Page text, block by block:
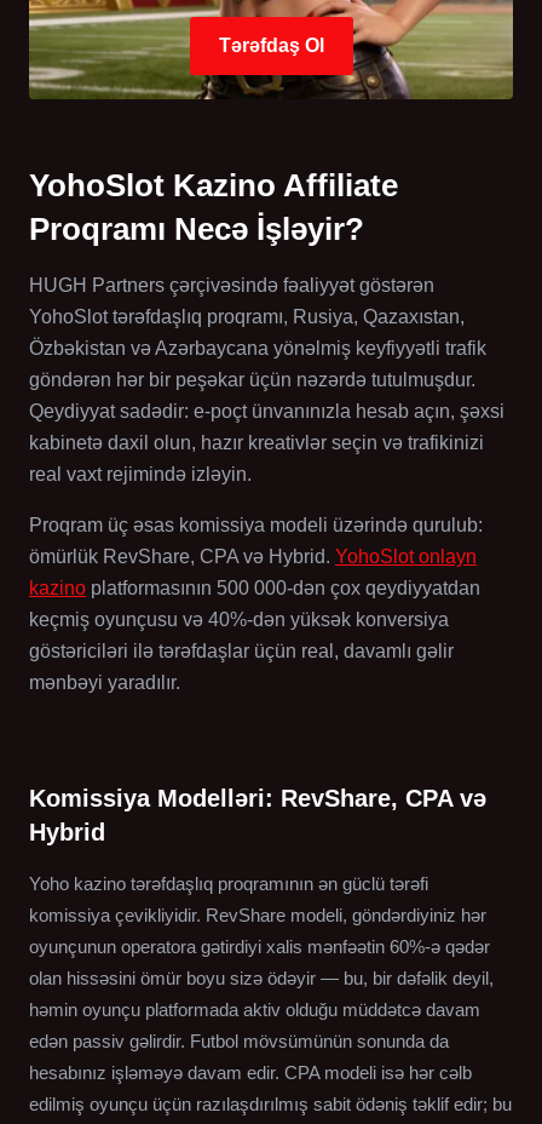
Tərəfdaş Ol
YohoSlot Kazino Affiliate
Proqramı Necə İşləyir?
HUGH Partners çərçivəsində fəaliyyət göstərən
YohoSlot tərəfdaşlıq proqramı, Rusiya, Qazaxıstan,
Özbəkistan və Azərbaycana yönəlmiş keyfiyyətli trafik
göndərən hər bir peşəkar üçün nəzərdə tutulmuşdur.
Qeydiyyat sadədir: e-poçt ünvanınızla hesab açın, şəxsi
kabinetə daxil olun, hazır kreativlər seçin və trafikinizi
real vaxt rejimində izləyin.
Proqram üç əsas komissiya modeli üzərində qurulub:
ömürlük RevShare, CPA və Hybrid. YohoSlot onlayn
kazino platformasının 500 000-dən çox qeydiyyatdan
keçmiş oyunçusu və 40%-dən yüksək konversiya
göstəriciləri ilə tərəfdaşlar üçün real, davamlı gəlir
mənbəyi yaradılır.
Komissiya Modelləri: RevShare, CPA və
Hybrid
Yoho kazino tərəfdaşlıq proqramının ən güclü tərəfi
komissiya çevikliyidir. RevShare modeli, göndərdiyiniz hər
oyunçunun operatora gətirdiyi xalis mənfəətin 60%-ə qədər
olan hissəsini ömür boyu sizə ödəyir — bu, bir dəfəlik deyil,
həmin oyunçu platformada aktiv olduğu müddətcə davam
edən passiv gəlirdir. Futbol mövsümünün sonunda da
hesabınız işləməyə davam edir. CPA modeli isə hər cəlb
edilmiş oyunçu üçün razılaşdırılmış sabit ödəniş təklif edir; bu